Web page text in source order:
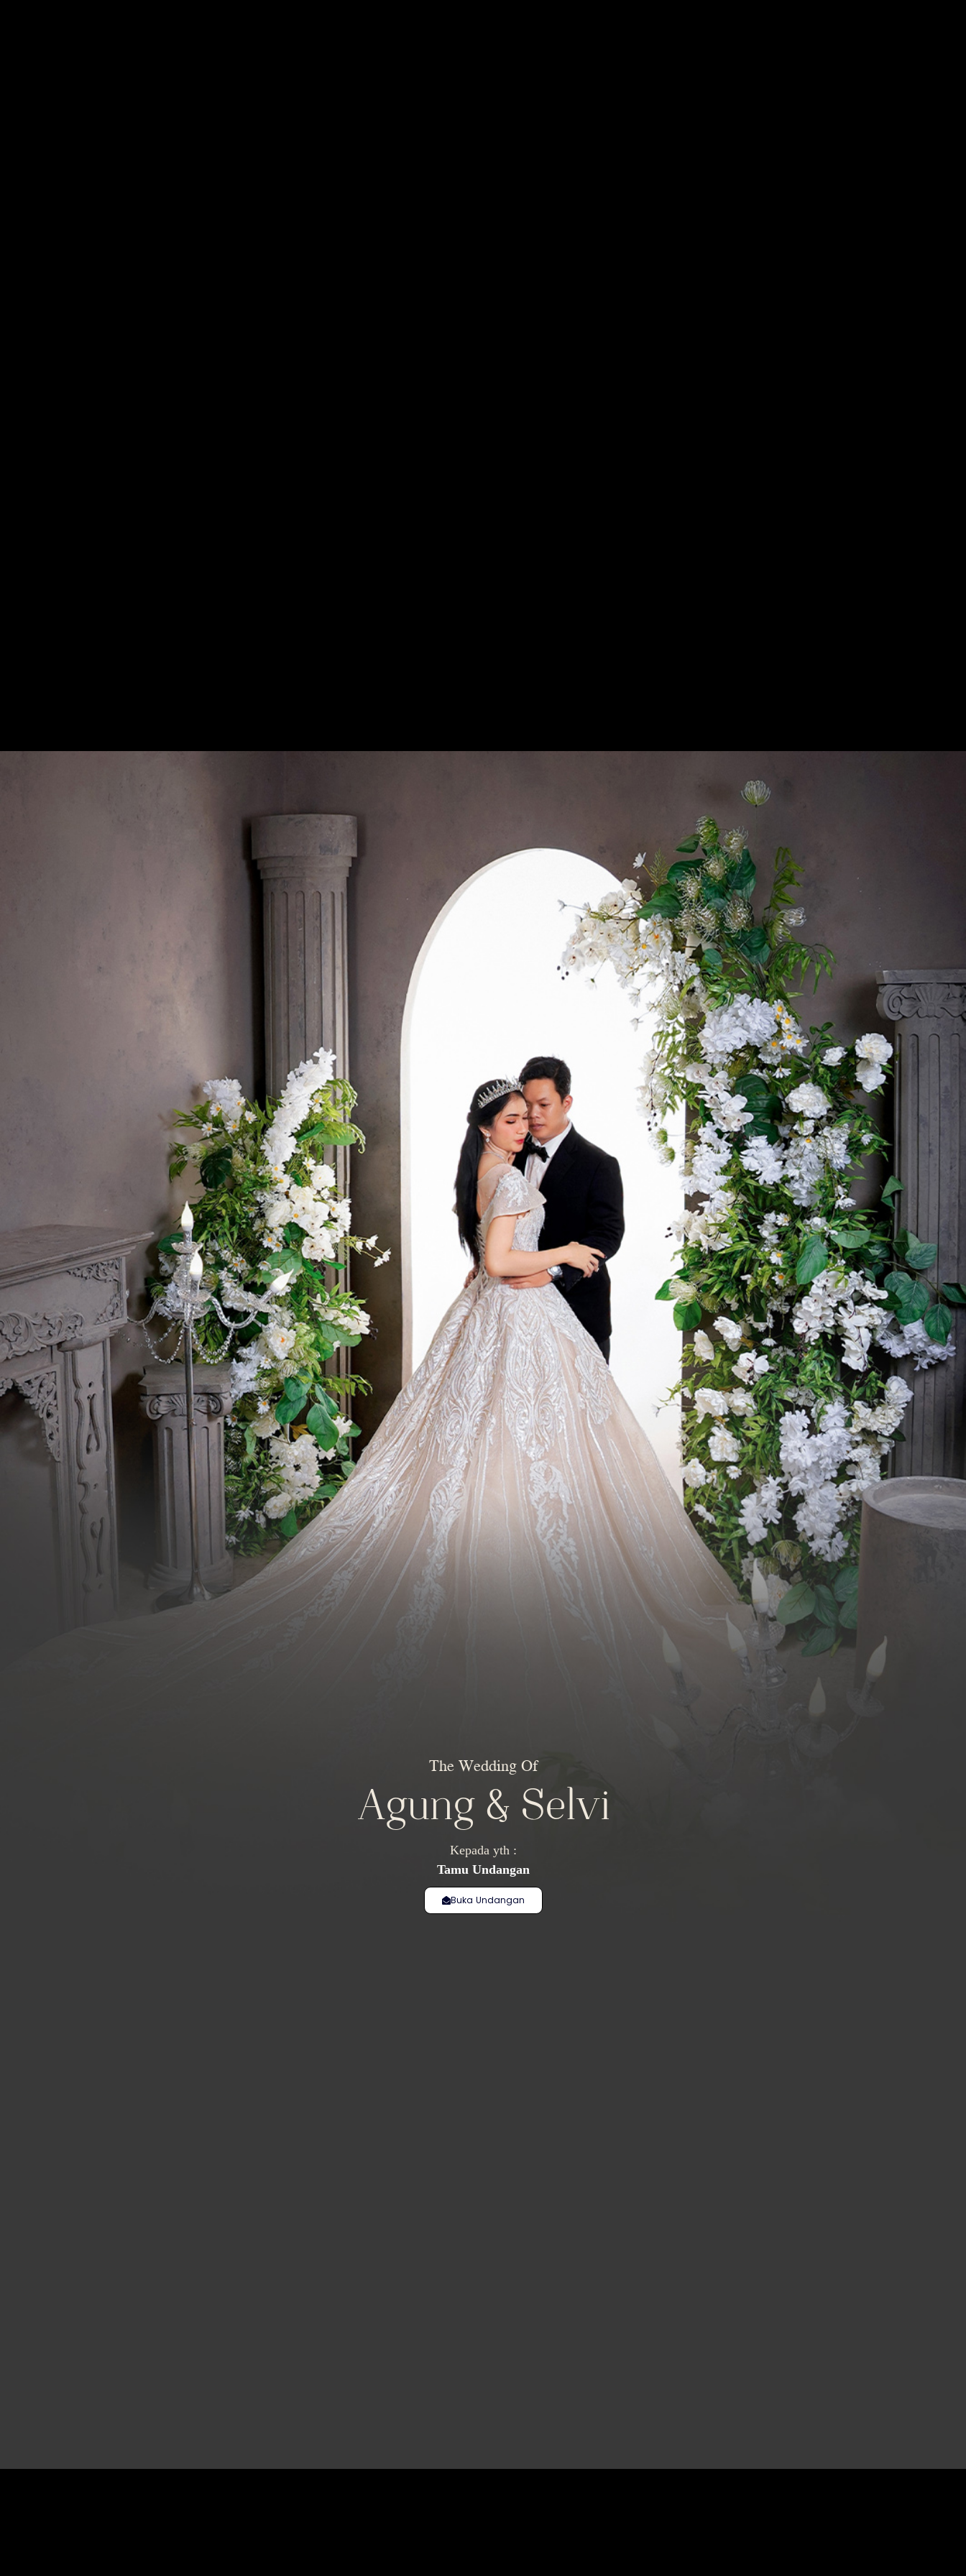
The Wedding Of
Agung & Selvi
Kepada yth :
Tamu Undangan
Buka Undangan